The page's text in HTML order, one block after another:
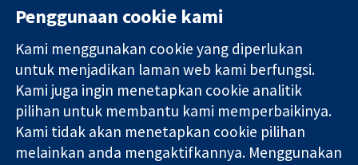
Bukti yang
dipercayai.
keputusan
termaklum
Kesihatan yang
11-13 Cavendish
Square
London
W1G 0AN
United Kingdom
Hubungi kita
Berita
Pejabat
akhbar
Perihal Kami
Pekerjaan
Penggunaan cookie kami
Kami menggunakan cookie yang diperlukan
untuk menjadikan laman web kami berfungsi.
Kami juga ingin menetapkan cookie analitik
pilihan untuk membantu kami memperbaikinya.
Kami tidak akan menetapkan cookie pilihan
melainkan anda mengaktifkannya. Menggunakan